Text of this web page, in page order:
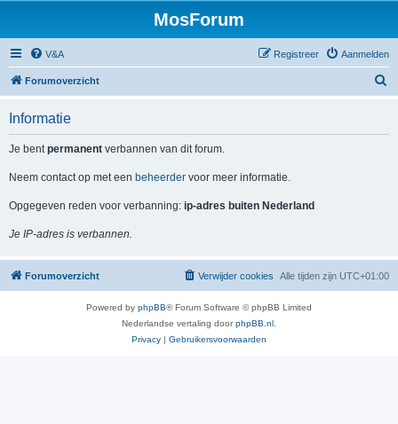
MosForum
V&A Aanmelden
Registreer
Forumoverzicht
Informatie
Je bentpermanent verbannen van dit forum.
Neem contact op met een beheerder voor meer informatie.
Opgegeven reden voor verbanning: ip-adres buiten Nederland
Je IP-adres is verbannen.
Forumoverzicht Alle tijden zijn UTC+01:00
Verwijder cookies
Powered by phpBB® Forum Software © phpBB Limited
Nederlandse vertaling doorphpBB.nl
Privacy | Gebruikersvoorwaarden